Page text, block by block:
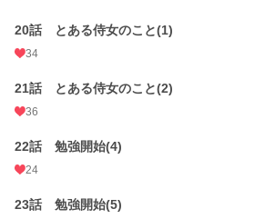
20話 とある侍女のこと(1)
34
21話 とある侍女のこと(2)
36
22話 勉強開始(4)
24
23話 勉強開始(5)